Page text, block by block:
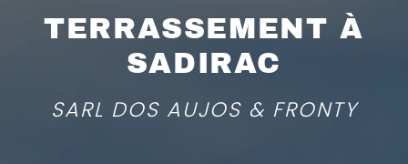
TERRASSEMENT À
SADIRAC
SARL DOS AUJOS & FRONTY